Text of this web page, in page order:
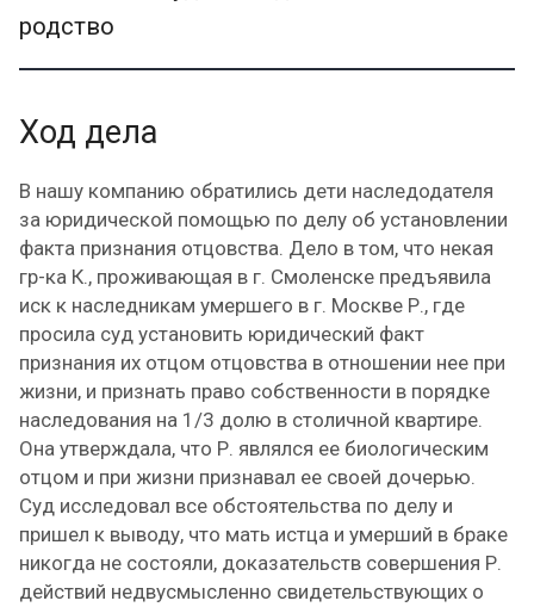
родство
Ход дела
В нашу компанию обратились дети наследодателя
за юридической помощью по делу об установлении
факта признания отцовства. Дело в том, что некая
гр-ка К., проживающая в г. Смоленске предъявила
иск к наследникам умершего в г. Москве Р., где
просила суд установить юридический факт
признания их отцом отцовства в отношении нее при
жизни, и признать право собственности в порядке
наследования на 1/3 долю в столичной квартире.
Она утверждала, что Р. являлся ее биологическим
отцом и при жизни признавал ее своей дочерью.
Суд исследовал все обстоятельства по делу и
пришел к выводу, что мать истца и умерший в браке
никогда не состояли, доказательств совершения Р.
действий недвусмысленно свидетельствующих о